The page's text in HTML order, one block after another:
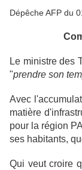
Dépêche AFP du
Le ministre des
"prendre son
Avec
matière
pour la région
ses habitants,
Qui veut croire